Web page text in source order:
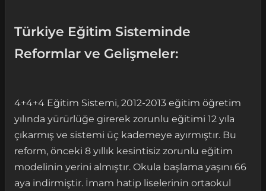
Türkiye Eğitim Sisteminde
Reformlar ve Gelişmeler:
4+4+4 Eğitim Sistemi, 2012-2013 eğitim öğretim
yılında yürürlüğe girerek zorunlu eğitimi 12 yıla
çıkarmış ve sistemi üç kademeye ayırmıştır. Bu
reform, önceki 8 yıllık kesintisiz zorunlu eğitim
modelinin yerini almıştır. Okula başlama yaşını 66
aya indirmiştir. İmam hatip liselerinin ortaokul